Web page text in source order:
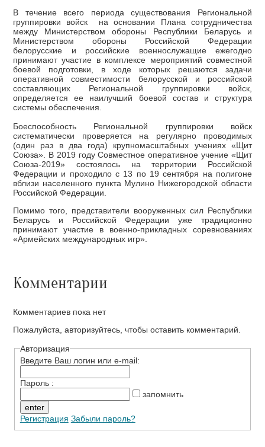
В течение всего периода существования Региональной
группировки войск на основании Плана сотрудничества
между Министерством обороны Республики Беларусь и
Министерством обороны Российской Федерации
белорусские и российские военнослужащие ежегодно
принимают участие в комплексе мероприятий совместной
боевой подготовки, в ходе которых решаются задачи
оперативной совместимости белорусской и российской
составляющих Региональной группировки войск,
определяется ее наилучший боевой состав и структура
системы обеспечения.
Боеспособность Региональной группировки войск
систематически проверяется на регулярно проводимых
(один раз в два года) крупномасштабных учениях «Щит
Союза». В 2019 году Совместное оперативное учение «Щит
Союза-2019» состоялось на территории Российской
Федерации и проходило с 13 по 19 сентября на полигоне
вблизи населенного пункта Мулино Нижегородской области
Российской Федерации.
Помимо того, представители вооруженных сил Республики
Беларусь и Российской Федерации уже традиционно
принимают участие в военно-прикладных соревнованиях
«Армейских международных игр».
Комментарии
Комментариев пока нет
Пожалуйста, авторизуйтесь, чтобы оставить комментарий.
Авторизация
Введите Ваш логин или e-mail:
Пароль :
запомнить
Регистрация Забыли пароль?